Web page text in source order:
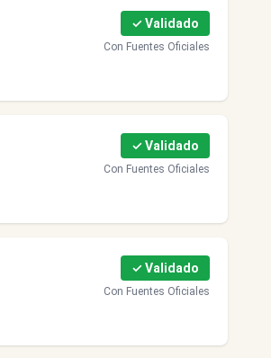
✓ Validado
Con Fuentes Oficiales
✓ Validado
Con Fuentes Oficiales
✓ Validado
Con Fuentes Oficiales